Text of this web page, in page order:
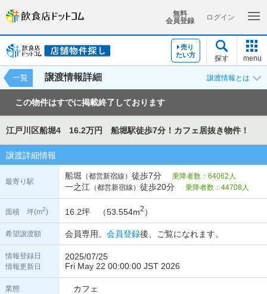
無料
会員登録
ログイン
売り
たい方
探す menu
譲渡情報詳細
一覧 譲渡情報とは
この物件はすでに掲載終了しております
江戸川区船堀4 16.2万円 船堀駅徒歩7分！カフェ居抜き物件！
譲渡詳細情報
最寄り駅
船堀 （都営新宿線） 徒歩7分 乗降者数：64062人
一之江 （都営新宿線） 徒歩20分 乗降者数：44708人
面積 坪(m2) 16.2坪 （53.554m2 ）
希望譲渡額 会員専用。 会員登録後、ご覧になれます。
情報登録日
情報更新日
2025/07/25
Fri May 22 00:00:00 JST 2026
業態 カフェ